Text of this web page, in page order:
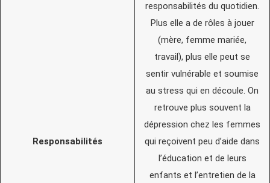
Responsabilités
responsabilités du quotidien.
Plus elle a de rôles à jouer
(mère, femme mariée,
travail), plus elle peut se
sentir vulnérable et soumise
au stress qui en découle. On
retrouve plus souvent la
dépression chez les femmes
qui reçoivent peu d’aide dans
l’éducation et de leurs
enfants et l’entretien de la